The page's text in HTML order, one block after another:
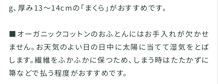
g、厚み13～14cmの「まくら」がおすすめです。
■オーガニックコットンのおふとんにはお手入れが欠かせ
ません。お天気のよい日の日中に太陽に当てて湿気をとば
します。繊維をふかふかに保つため、しまう時はたたかずに
箒などで払う程度がおすすめです。